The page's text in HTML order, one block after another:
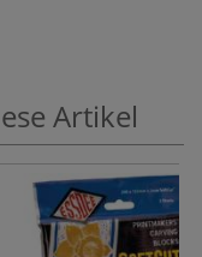
Artikel